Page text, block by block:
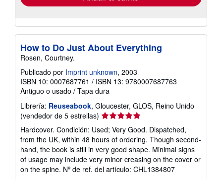
How to Do Just About Everything
Rosen, Courtney.
Publicado por Imprint unknown, 2003
ISBN 10: 0007687761 / ISBN 13: 9780007687763
Antiguo o usado / Tapa dura
Librería: Reuseabook, Gloucester, GLOS, Reino Unido
(vendedor de 5 estrellas) Calificación
del
vendedor:
5
de
5
estrellas
Hardcover. Condición: Used; Very Good. Dispatched,
from the UK, within 48 hours of ordering. Though second-
hand, the book is still in very good shape. Minimal signs
of usage may include very minor creasing on the cover or
on the spine. Nº de ref. del artículo: CHL1384807